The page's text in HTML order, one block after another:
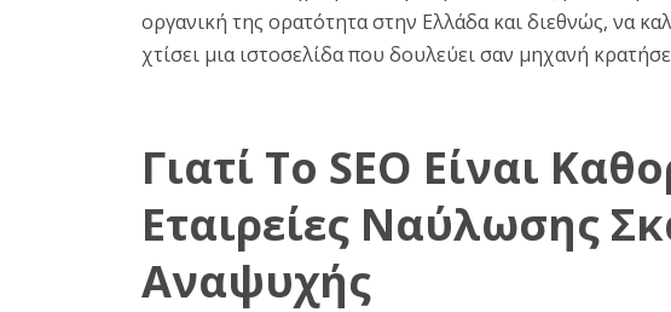
οργανική της ορατότητα στην Ελλάδα και διεθνώς, να
χτίσει μια ιστοσελίδα που δουλεύει σαν μηχανή
Γιατί Το SEO Είναι
Εταιρείες Ναύλωσης
Αναψυχής